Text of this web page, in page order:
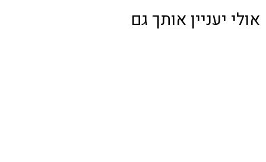
אולי יעניין אותך גם